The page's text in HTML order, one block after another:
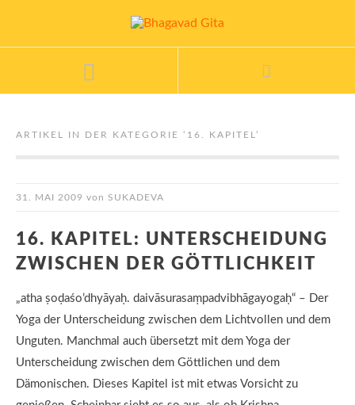
ARTIKEL IN DER KATEGORIE ‘ 16. KAPITEL ’
31. MAI 2009 von SUKADEVA
16. KAPITEL: UNTERSCHEIDUNG
ZWISCHEN DER GÖTTLICHKEIT
„atha ṣoḍaśo’dhyāyaḥ. daivāsurasaṃpadvibhāgayogaḥ“ – Der
Yoga der Unterscheidung zwischen dem Lichtvollen und dem
Unguten. Manchmal auch übersetzt mit dem Yoga der
Unterscheidung zwischen dem Göttlichen und dem
Dämonischen. Dieses Kapitel ist mit etwas Vorsicht zu